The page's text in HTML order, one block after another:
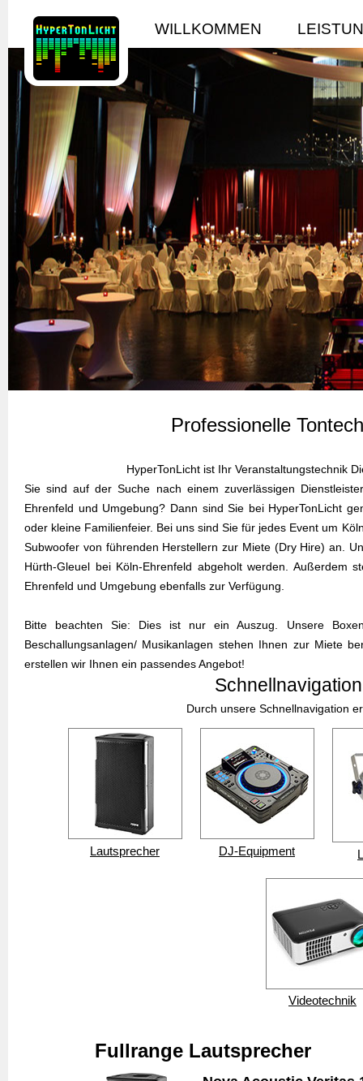
WILLKOMMEN
Professionelle
HyperTonLicht ist Ihr Veranstaltungstechnik
Sie sind auf der Suche nach einem zuverlässigen
Ehrenfeld und Umgebung? Dann sind Sie bei HyperTonLicht
oder kleine Familienfeier. Bei uns sind Sie für jedes Event um
Subwoofer von führenden Herstellern zur Miete (Dry Hire) an.
Hürth-Gleuel bei Köln-Ehrenfeld abgeholt werden. Außerdem
Ehrenfeld und Umgebung ebenfalls zur Verfügung.
Bitte beachten Sie: Dies ist nur ein Auszug. Unsere
Beschallungsanlagen/ Musikanlagen stehen Ihnen zur Miete
erstellen wir Ihnen ein passendes Angebot!